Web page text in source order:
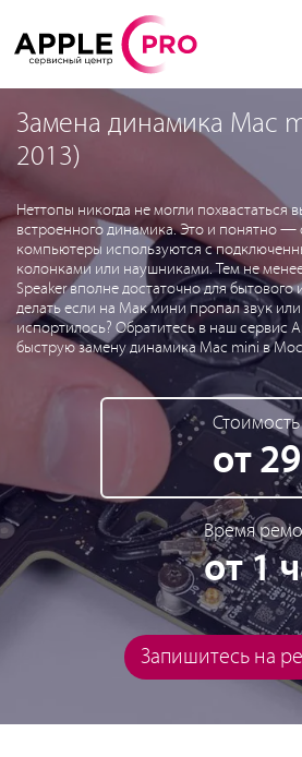
Замена динамика Mac
2013)
Неттопы никогда не могли похвастаться
встроенного динамика. Это и понятно —
компьютеры используются с
колонками или наушниками. Тем не
Speaker вполне достаточно для
делать если на Мак мини пропал звук или
испортилось? Обратитесь в наш сервис
быструю замену динамика Mac mini в
Стоимость
от
Время
от 1
Запишитесь на